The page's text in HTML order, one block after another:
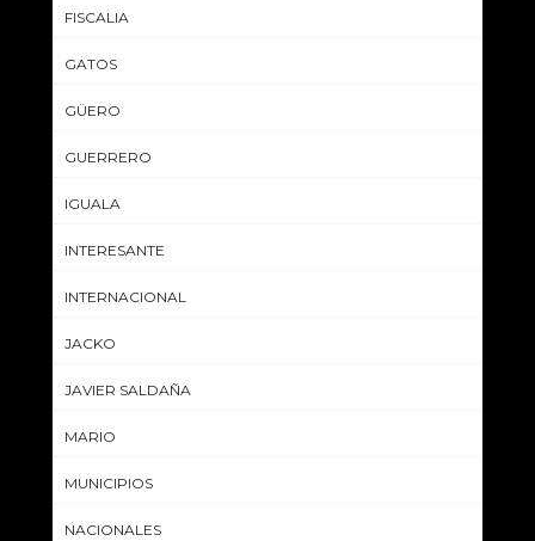
FISCALIA
GATOS
GÜERO
GUERRERO
IGUALA
INTERESANTE
INTERNACIONAL
JACKO
JAVIER SALDAÑA
MARIO
MUNICIPIOS
NACIONALES